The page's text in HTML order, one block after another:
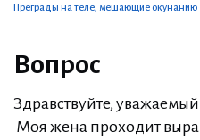
Преграды на теле, мешающие окунанию
Вопрос
Здравствуйте, уважаемый
Моя жена проходит